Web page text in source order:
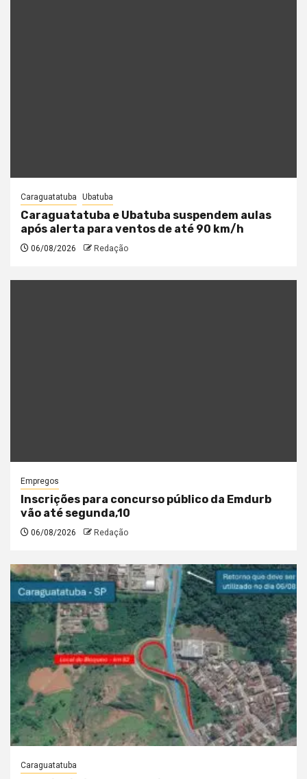
Caraguatatuba Ubatuba
Caraguatatuba e Ubatuba suspendem aulas
após alerta para ventos de até 90 km/h
06/08/2026 Redação
Empregos
Inscrições para concurso público da Emdurb
vão até segunda,10
06/08/2026 Redação
Caraguatatuba